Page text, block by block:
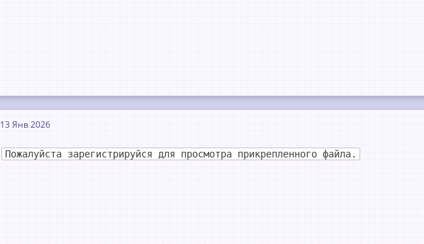
13 Янв 2026
Пожалуйста зарегистрируйся для просмотра прикрепленного файла.